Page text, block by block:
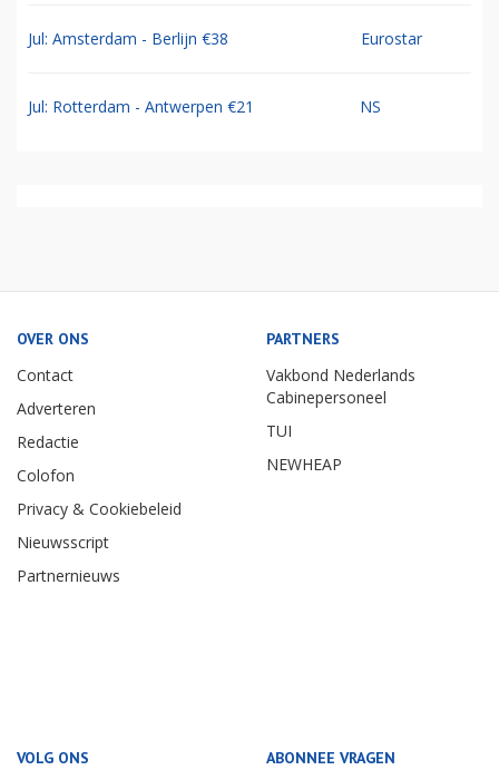
Jul: Amsterdam - Berlijn €38 Eurostar
Jul: Rotterdam - Antwerpen €21 NS
OVER ONS
Contact
Adverteren
Redactie
Colofon
Privacy & Cookiebeleid
Nieuwsscript
Partnernieuws
PARTNERS
Vakbond Nederlands
Cabinepersoneel
TUI
NEWHEAP
VOLG ONS ABONNEE VRAGEN